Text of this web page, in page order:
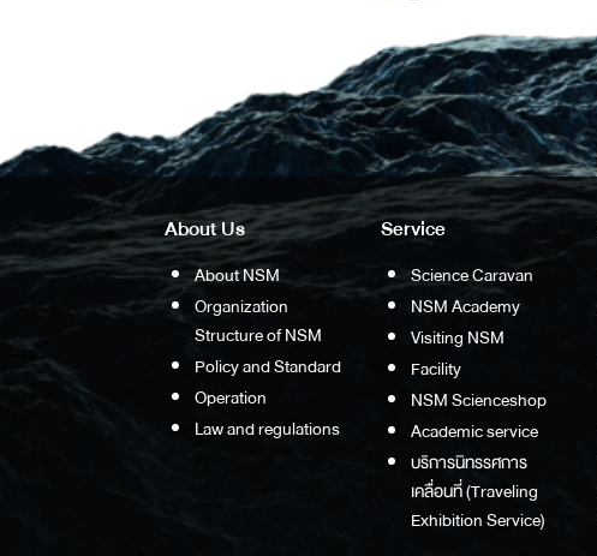
About Us
About NSM
Organization
Structure of NSM
Policy and Standard
Operation
Law and regulations
Service
Science Caravan
NSM Academy
Visiting NSM
Facility
NSM Scienceshop
Academic service
บริการนิทรรศการ
เคลื่อนที่ (Traveling
Exhibition Service)